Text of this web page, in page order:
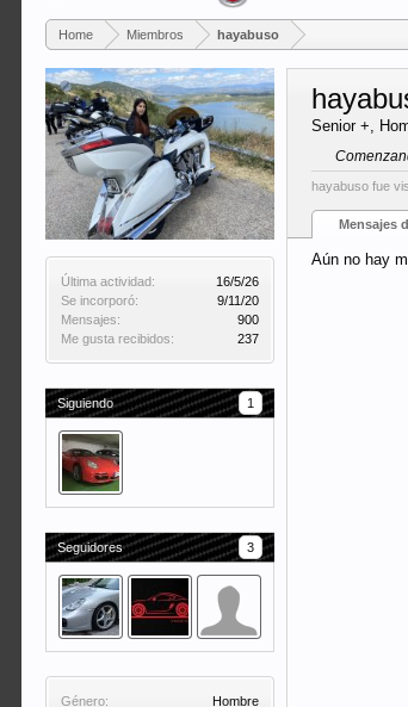
Home Miembros hayabuso
Última actividad:
16/5/26
Se incorporó:
9/11/20
Mensajes:
900
Me gusta recibidos:
237
Siguiendo 1
Seguidores 3
Género: Hombre
Senior +,
hayabuso fue
Mensajes
Aún no hay